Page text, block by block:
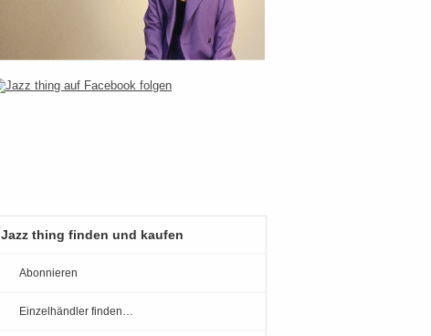
Jazz thing finden und kaufen
Abonnieren
Einzelhändler finden…